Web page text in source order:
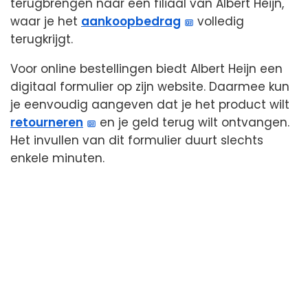
terugbrengen naar een filiaal van Albert Heijn,
waar je het aankoopbedrag
volledig
terugkrijgt.
Voor online bestellingen biedt Albert Heijn een
digitaal formulier op zijn website. Daarmee kun
je eenvoudig aangeven dat je het product wilt
retourneren
en je geld terug wilt ontvangen.
Het invullen van dit formulier duurt slechts
enkele minuten.